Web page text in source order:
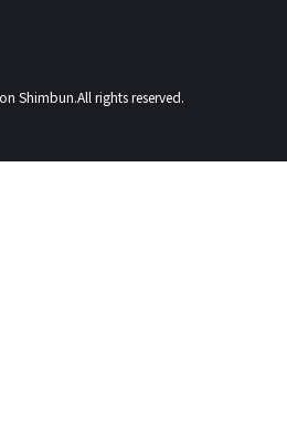
Shimbun.All rights reserved.